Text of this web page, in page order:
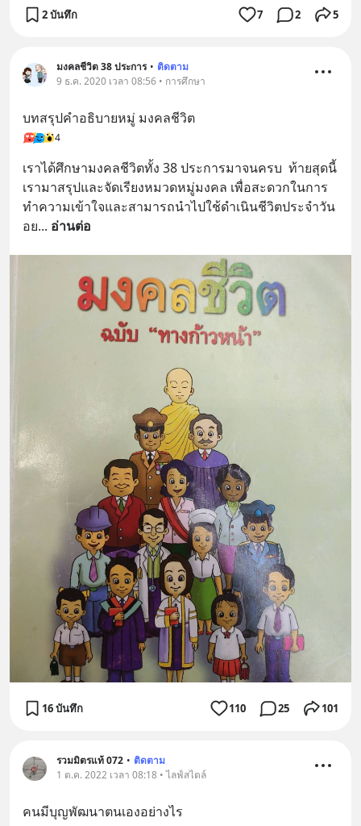
2 บันทึก 7 2 5
มงคลชีวิต 38 ประการ • ติดตาม
9 ธ.ค. 2020 เวลา 08:56 • การศึกษา
บทสรุปคำอธิบายหมู่ มงคลชีวิต
4
เราได้ศึกษามงคลชีวิตทั้ง 38 ประการมาจนครบ  ท้ายสุดนี้
เรามาสรุปและจัดเรียงหมวดหมู่มงคล เพื่อสะดวกในการ
ทำความเข้าใจและสามารถนำไปใช้ดำเนินชีวิตประจำวัน
อย... อ่านต่อ
16 บันทึก 110 25 101
รวมมิตรแท้ 072 • ติดตาม
1 ต.ค. 2022 เวลา 08:18 • ไลฟ์สไตล์
คนมีบุญพัฒนาตนเองอย่างไร